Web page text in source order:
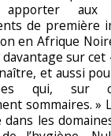
aux
de première
en Afrique
sur
et aussi
qui, sur
sommaires. »
dans les